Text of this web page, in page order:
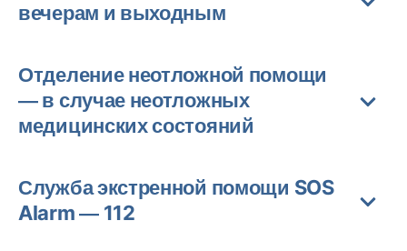
вечерам и выходным
Отделение неотложной помощи
— в случае неотложных
медицинских состояний
Служба экстренной помощи SOS
Alarm — 112